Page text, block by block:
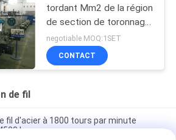
tordant Mm2 de la région
de section de toronnage
de machine 0,3 - 4
negotiable MOQ:1SET
CONTACT
de fil
fil d'acier à 1800 tours par minute
kg